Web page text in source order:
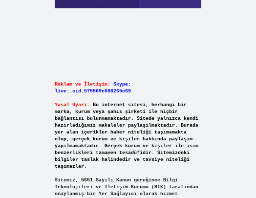
Reklam ve İletişim:
Skype:
live:.cid.575569c608265c69
Yasal Uyarı:
Bu internet sitesi, herhangi bir
marka, kurum veya şahıs şirketi ile hiçbir
bağlantısı bulunmamaktadır. Sitede yalnızca kendi
hazırladığımız makaleler paylaşılmaktadır. Burada
yer alan içerikler haber niteliği taşımamakta
olup, gerçek kurum ve kişiler hakkında paylaşım
yapılmamaktadır. Gerçek kurum ve kişiler ile isim
benzerlikleri tamamen tesadüfidir. Sitemizdeki
bilgiler taslak halindedir ve tavsiye niteliği
taşımazlar.
Sitemiz, 5651 Sayılı Kanun gereğince Bilgi
Teknolojileri ve İletişim Kurumu (BTK) tarafından
onaylanmış bir Yer Sağlayıcı olarak hizmet